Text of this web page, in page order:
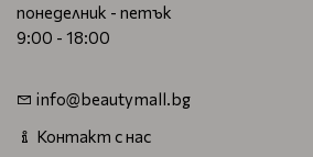
понеделник - петък
9:00 - 18:00
info@beautymall.bg
Контакт с нас